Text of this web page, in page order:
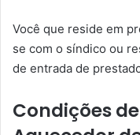
Você que reside em
se com o síndico ou
de entrada de
Condições